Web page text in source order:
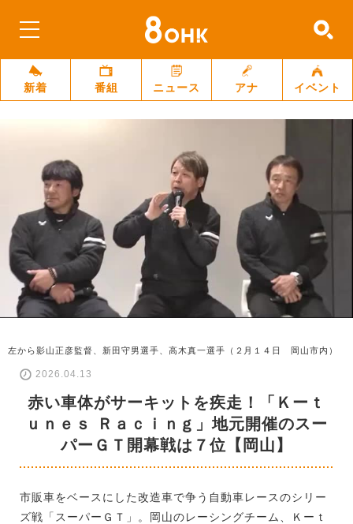
新着 番組 ニュース アナ イベント
左から影山正彦監督、新田守男選手、高木真一選手（２月１４日 岡山市内）
2026.04.13
赤い車体がサーキットを疾走！「Ｋーｔ
ｕｎｅｓ Ｒａｃｉｎｇ」地元開催のスー
パーＧＴ開幕戦は７位【岡山】
市販車をベースにした改造車で争う自動車レースのシリー
ズ戦「スーパーＧＴ」。岡山のレーシングチーム、Ｋーｔ